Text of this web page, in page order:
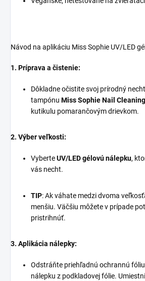
Návod na aplikáciu Miss Sophie UV/LED
1. Príprava a čistenie:
Dôkladne očistite svoj prírodný
tampónu Miss Sophie Nail
kutikulu pomarančovým drievkom.
2. Výber veľkosti:
VyberteUV/LED gélovú nálepku,
vás necht.
TIP: Ak váhate medzi dvoma
menšiu. Väčšiu môžete v prípade
pristrihnúť.
3. Aplikácia nálepky:
Odstráňte priehľadnú ochrannú
nálepku z podkladovej fólie.